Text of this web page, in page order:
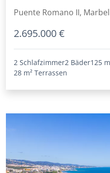
Puente Romano II,
2.695.000 €
2 Schlafzimmer2 Bäder125
28 m² Terrassen